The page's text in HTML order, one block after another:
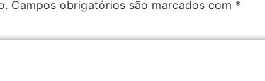
Campos obrigatórios são marcados com *